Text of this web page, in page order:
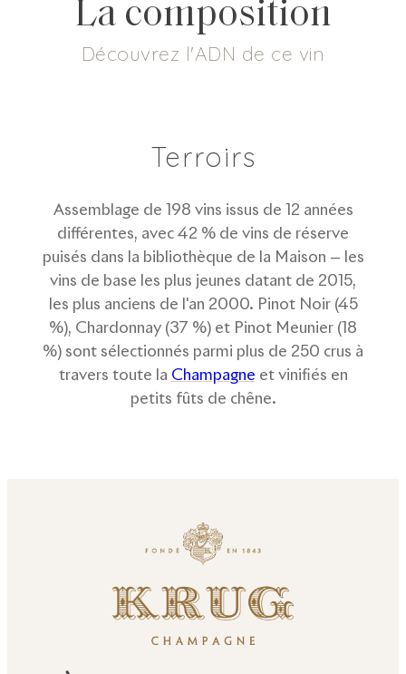
La composition
Découvrez l'ADN de ce vin
Terroirs
Assemblage de 198 vins issus de 12 années
différentes, avec 42 % de vins de réserve
puisés dans la bibliothèque de la Maison — les
vins de base les plus jeunes datant de 2015,
les plus anciens de l'an 2000. Pinot Noir (45
%), Chardonnay (37 %) et Pinot Meunier (18
%) sont sélectionnés parmi plus de 250 crus à
travers toute la Champagne et vinifiés en
petits fûts de chêne.